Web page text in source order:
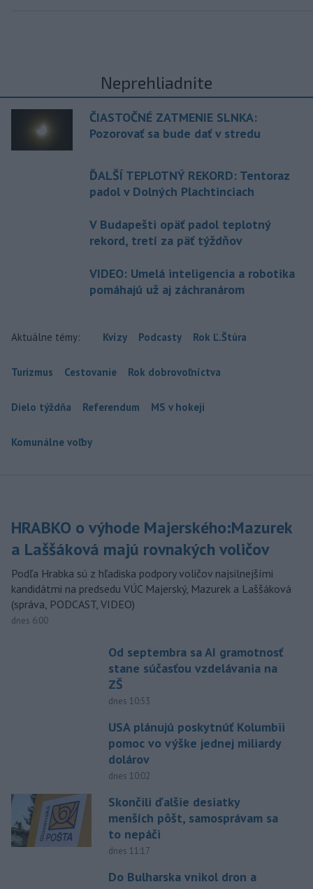
Neprehliadnite
ČIASTOČNÉ ZATMENIE SLNKA:
Pozorovať sa bude dať v stredu
ĎALŠÍ TEPLOTNÝ REKORD: Tentoraz
padol v Dolných Plachtinciach
V Budapešti opäť padol teplotný
rekord, tretí za päť týždňov
VIDEO: Umelá inteligencia a robotika
pomáhajú už aj záchranárom
Aktuálne témy: Kvízy Podcasty Rok Ľ.Štúra
Turizmus Cestovanie Rok dobrovoľníctva
Dielo týždňa Referendum MS v hokeji
Komunálne voľby
HRABKO o výhode Majerského:Mazurek
a Laššáková majú rovnakých voličov
Podľa Hrabka sú z hľadiska podpory voličov najsilnejšími
kandidátmi na predsedu VÚC Majerský, Mazurek a Laššáková
(správa, PODCAST, VIDEO)
dnes 6:00
Od septembra sa AI gramotnosť
stane súčasťou vzdelávania na
ZŠ
dnes 10:53
USA plánujú poskytnúť Kolumbii
pomoc vo výške jednej miliardy
dolárov
dnes 10:02
Skončili ďalšie desiatky
menších pôšt, samosprávam sa
to nepáči
dnes 11:17
Do Bulharska vnikol dron a